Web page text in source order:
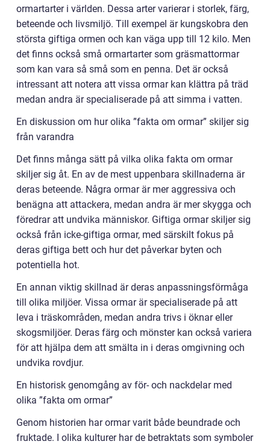
ormartarter i världen. Dessa arter varierar i storlek, färg,
beteende och livsmiljö. Till exempel är kungskobra den
största giftiga ormen och kan väga upp till 12 kilo. Men
det finns också små ormartarter som gräsmattormar
som kan vara så små som en penna. Det är också
intressant att notera att vissa ormar kan klättra på träd
medan andra är specialiserade på att simma i vatten.
En diskussion om hur olika ”fakta om ormar” skiljer sig
från varandra
Det finns många sätt på vilka olika fakta om ormar
skiljer sig åt. En av de mest uppenbara skillnaderna är
deras beteende. Några ormar är mer aggressiva och
benägna att attackera, medan andra är mer skygga och
föredrar att undvika människor. Giftiga ormar skiljer sig
också från icke-giftiga ormar, med särskilt fokus på
deras giftiga bett och hur det påverkar byten och
potentiella hot.
En annan viktig skillnad är deras anpassningsförmåga
till olika miljöer. Vissa ormar är specialiserade på att
leva i träskområden, medan andra trivs i öknar eller
skogsmiljöer. Deras färg och mönster kan också variera
för att hjälpa dem att smälta in i deras omgivning och
undvika rovdjur.
En historisk genomgång av för- och nackdelar med
olika ”fakta om ormar”
Genom historien har ormar varit både beundrade och
fruktade. I olika kulturer har de betraktats som symboler